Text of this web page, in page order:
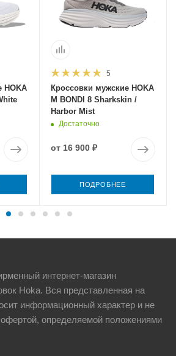
HOKA
5
Кроссовки мужские HOKA
M BONDI 8 Sharkskin /
Harbor Mist
Достаточно
от 16 900 ₽
ПОДРОБНЕЕ
интернет-магазин
Hoka. Вся представленная на
информационный характер и не
определяемой положениями